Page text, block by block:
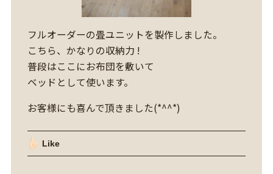
フルオーダーの畳ユニットを製作しました。
こちら、かなりの収納力 !
普段はここにお布団を敷いて
ベッドとして使います。
お客様にも喜んで頂きました(*^^*)
Like